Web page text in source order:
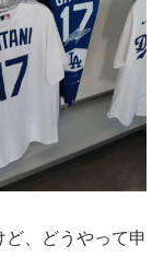
ど、どうやって申